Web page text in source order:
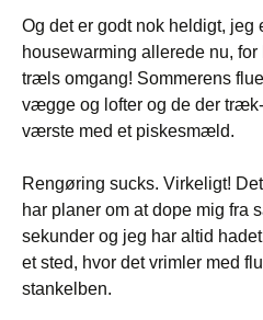
Og det er godt nok heldigt, jeg
housewarming allerede nu,
træls omgang! Sommerens
vægge og lofter og de der
værste med et piskesmæld.
Rengøring sucks. Virkeligt!
har planer om at dope mig fra
sekunder og jeg har altid
et sted, hvor det vrimler med
stankelben.